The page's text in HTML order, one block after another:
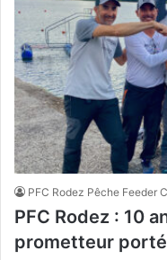
PFC Rodez Pêche Feeder
PFC Rodez : 10
prometteur